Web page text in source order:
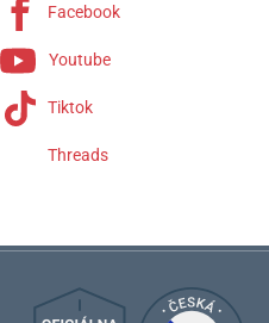
Facebook
Youtube
Tiktok
Threads